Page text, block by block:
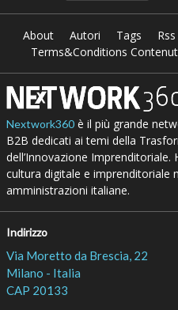
About Autori Tags
Terms&Conditions
Nextwork360è il più grande
B2B dedicati ai temi della
dell’Innovazione
cultura digitale e imprenditoriale
amministrazioni italiane.
Indirizzo
Via Moretto da Brescia, 22
Milano - Italia
CAP 20133